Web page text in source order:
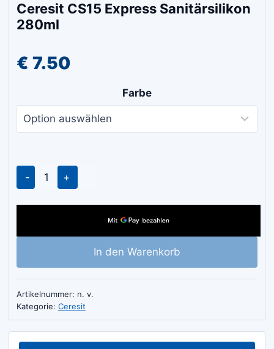
Ceresit CS15 Express Sanitärsilikon
280ml
€ 7.50
Farbe
Ceresit
CS15
Express
280ml
In den Warenkorb
Artikelnummer: n. v.
Kategorie: Ceresit